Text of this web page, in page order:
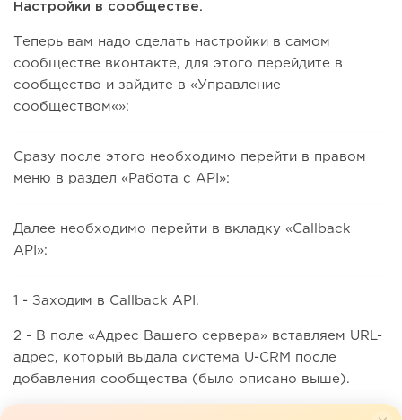
Настройки в сообществе.
Теперь вам надо сделать настройки в самом
сообществе вконтакте, для этого перейдите в
сообщество и зайдите в «Управление
сообществом«»:
Сразу после этого необходимо перейти в правом
меню в раздел «Работа с API»:
Далее необходимо перейти в вкладку «Callback
API»:
1 - Заходим в Callback API.
2 - В поле «Адрес Вашего сервера» вставляем URL-
адрес, который выдала система U-CRM после
добавления сообщества (было описано выше).